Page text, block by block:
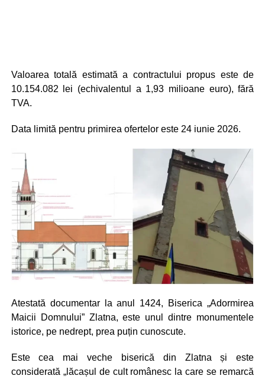
Valoarea totală estimată a contractului propus este de
10.154.082 lei (echivalentul a 1,93 milioane euro), fără
TVA.
Data limită pentru primirea ofertelor este 24 iunie 2026.
Atestată documentar la anul 1424, Biserica „Adormirea
Maicii Domnului” Zlatna, este unul dintre monumentele
istorice, pe nedrept, prea puțin cunoscute.
Este cea mai veche biserică din Zlatna și este
considerată „lăcașul de cult românesc la care se remarcă